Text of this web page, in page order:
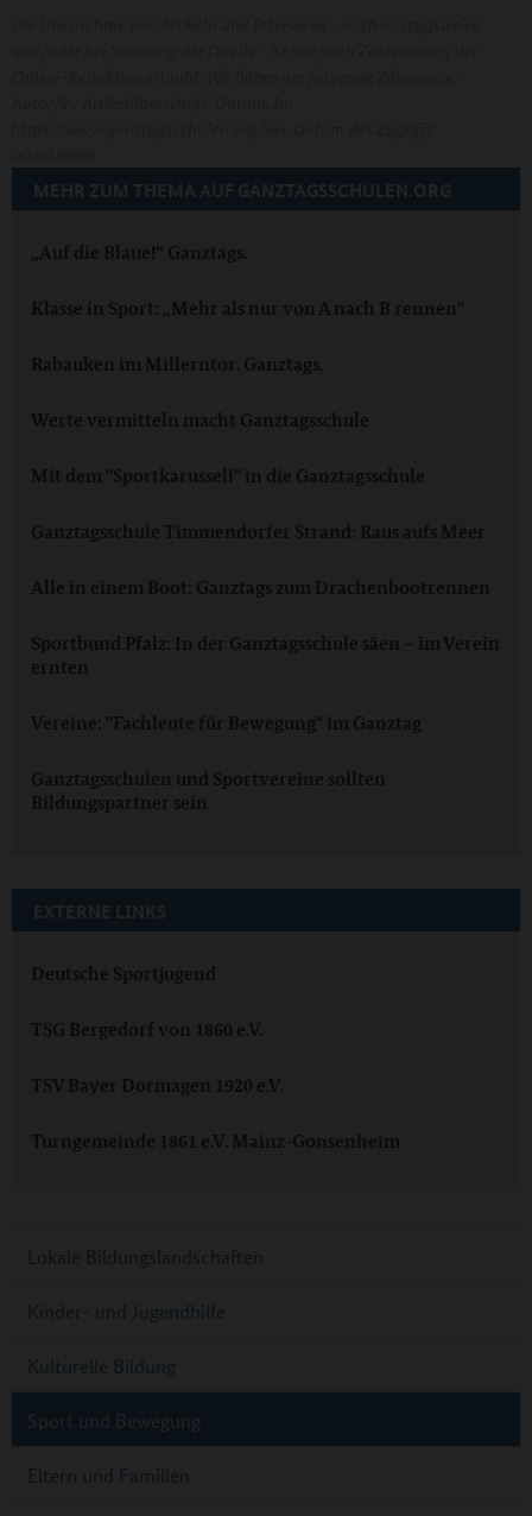
MEHR ZUM THEMA AUF GANZTAGSSCHULEN.ORG
„Auf die Blaue!“ Ganztags.
Klasse in Sport: „Mehr als nur von A nach B rennen“
Rabauken im Millerntor. Ganztags.
Werte vermitteln macht Ganztagsschule
Mit dem "Sportkarussell" in die Ganztagsschule
Ganztagsschule Timmendorfer Strand: Raus aufs Meer
Alle in einem Boot: Ganztags zum Drachenbootrennen
Sportbund Pfalz: In der Ganztagsschule säen – im Verein
ernten
Vereine: "Fachleute für Bewegung" im Ganztag
Ganztagsschulen und Sportvereine sollten
Bildungspartner sein
EXTERNE LINKS
Deutsche Sportjugend
TSG Bergedorf von 1860 e.V.
TSV Bayer Dormagen 1920 e.V.
Turngemeinde 1861 e.V. Mainz-Gonsenheim
Lokale Bildungslandschaften
Kinder- und Jugendhilfe
Kulturelle Bildung
Sport und Bewegung
Eltern und Familien